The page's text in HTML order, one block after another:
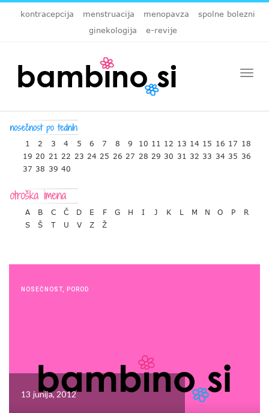
kontracepcija menstruacija menopavza
spolne bolezni
ginekologija
e-revije
1 2 3 4 5 6 7 8 9 10 11 12 13 14 15 16 17 18
19 20 21 22 23 24 25 26 27 28 29 30 31 32 33 34 35 36
37 38 39 40
A B C Č D E F G H I J K L M N O P
R
S
Š T U V Z Ž
NOSEČNOST, POROD
13 junija, 2012